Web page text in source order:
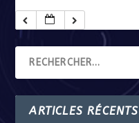
ARTICLES RÉCENTS